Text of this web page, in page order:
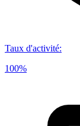
Taux d'activité:
100%